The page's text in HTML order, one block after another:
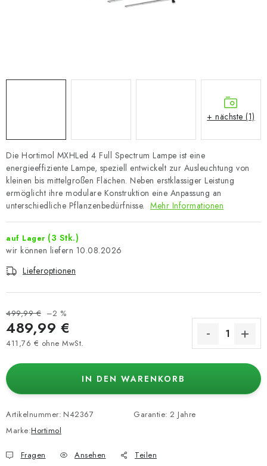
Die Hortimol MXHLed 4 Full Spectrum Lampe ist eine
energieeffiziente Lampe, speziell entwickelt zur Ausleuchtung von
kleinen bis mittelgroßen Flächen. Neben erstklassiger Leistung
ermöglicht ihre modulare Konstruktion eine Anpassung an
unterschiedliche Pflanzenbedürfnisse. Mehr Informationen
auf Lager (3 Stk.)
10.08.2026
Lieferoptionen
499,99 € –2 %
489,99 €
411,76 € ohne MwSt.
IN DEN WARENKORB
Artikelnummer: N42367
Marke:Hortimol
Garantie: 2 Jahre
Fragen Ansehen Teilen
+ nächste (1)